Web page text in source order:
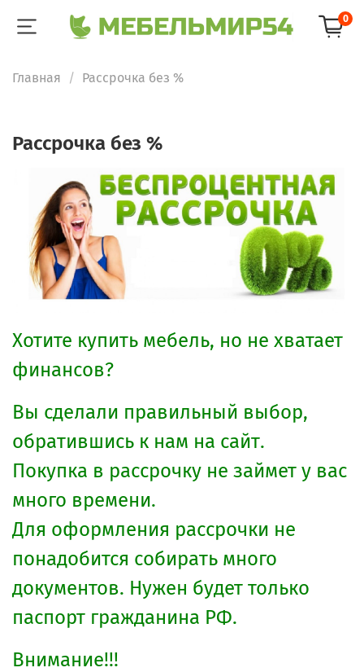
0
Главная Рассрочка без %
Рассрочка без %
Хотите купить мебель, но не хватает
финансов?
Вы сделали правильный выбор,
обратившись к нам на сайт.
Покупка в рассрочку не займет у вас
много времени.
Для оформления рассрочки не
понадобится собирать много
документов. Нужен будет только
паспорт гражданина РФ.
Внимание!!!